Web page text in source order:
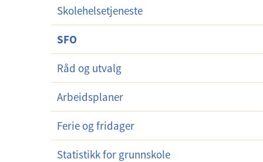
Skolehelsetjeneste
SFO
Råd og utvalg
Arbeidsplaner
Ferie og fridager
Statistikk for grunnskole